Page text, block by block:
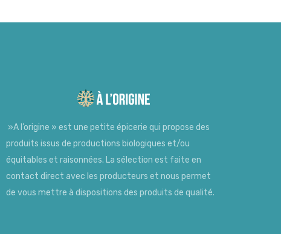
»A l’origine » est une petite épicerie qui propose des
produits issus de productions biologiques et/ou
équitables et raisonnées. La sélection est faite en
contact direct avec les producteurs et nous permet
de vous mettre à dispositions des produits de qualité.